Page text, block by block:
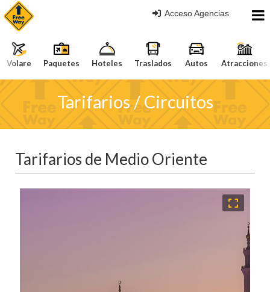
Acceso Agencias
Volare Paquetes Hoteles Traslados Autos Atracciones
Tarifarios / Circuitos
Tarifarios de Medio Oriente